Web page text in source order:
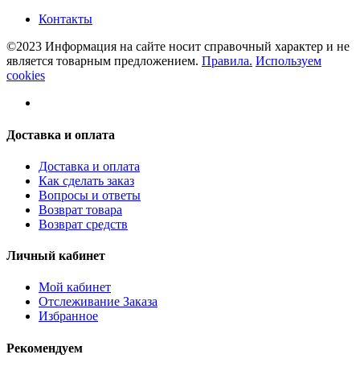
Контакты
©2023 Информация на сайте носит справочный характер и не
является товарным предложением. Правила. Используем
cookies
Доставка и оплата
Доставка и оплата
Как сделать заказ
Вопросы и ответы
Возврат товара
Возврат средств
Личный кабинет
Мой кабинет
Отслеживание Заказа
Избранное
Рекомендуем